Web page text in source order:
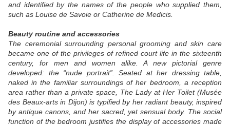
and identified by the names of the people who supplied them,
such as Louise de Savoie or Catherine de Medicis.
Beauty routine and accessories
The ceremonial surrounding personal grooming and skin care
became one of the privileges of refined court life in the sixteenth
century, for men and women alike. A new pictorial genre
developed: the “nude portrait”. Seated at her dressing table,
naked in the familiar surroundings of her bedroom, a reception
area rather than a private space, The Lady at Her Toilet (Musée
des Beaux-arts in Dijon) is typified by her radiant beauty, inspired
by antique canons, and her sacred, yet sensual body. The social
function of the bedroom justifies the display of accessories made